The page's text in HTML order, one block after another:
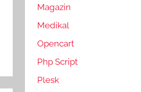
Magazin
Medikal
Opencart
Php Script
Plesk